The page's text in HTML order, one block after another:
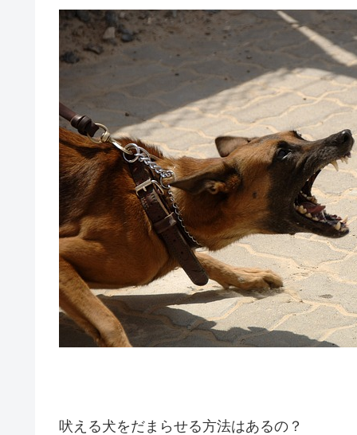
吠える犬をだまらせる方法はあるの？